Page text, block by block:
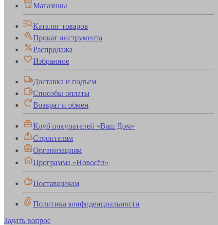
Магазины
Каталог товаров
Прокат инструмента
Распродажа
Избранное
Доставка и подъем
Способы оплаты
Возврат и обмен
Клуб покупателей «Ваш Дом»
Строителям
Организациям
Программа «Новосёл»
Поставщикам
Политика конфиденциальности
Задать вопрос